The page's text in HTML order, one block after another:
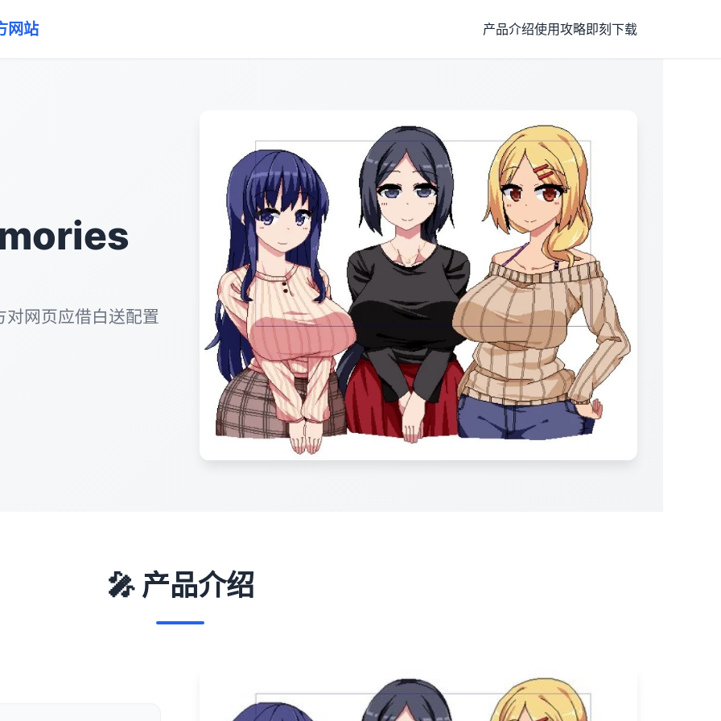
网站 产品介绍使用攻略即刻下载
网页应借白送配置
🎤 产品介绍